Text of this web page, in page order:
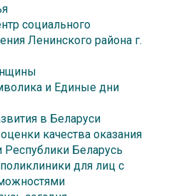
социального
Ленинского района г.
и Единые дни
в Беларуси
качества оказания
Республики Беларусь
для лиц с